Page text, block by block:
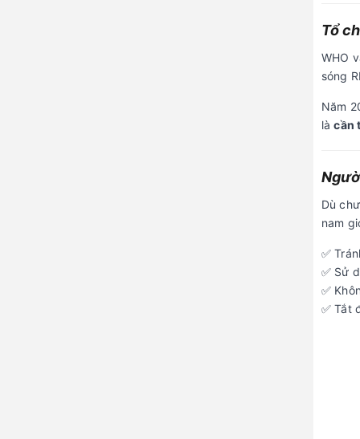
Tổ
WHO
sóng
Năm
làcần
Dù
nam
✅
✅ Sử
✅
✅ Tắt